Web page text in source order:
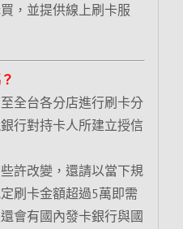
，並提供線上刷卡服
全台各分店進行刷卡分
行對持卡人所建立授信
許改變，還請以當下規
刷卡金額超過5萬即需
會有國內發卡銀行與國